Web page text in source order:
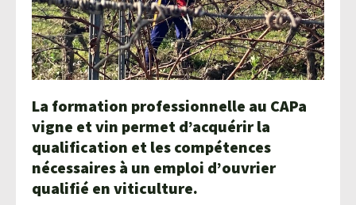
Trouver
sa
voie
La formation professionnelle au CAPa
vigne et vin permet d’acquérir la
qualification et les compétences
nécessaires à un emploi d’ouvrier
qualifié en viticulture.